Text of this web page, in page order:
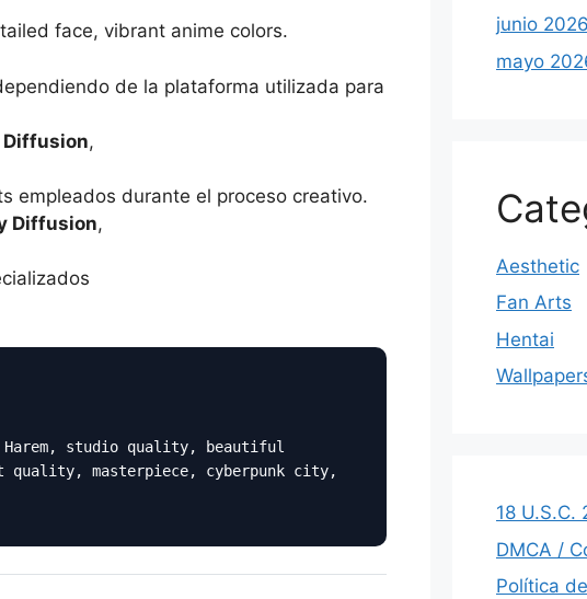
face, vibrant anime colors.
de la plataforma utilizada para
Diffusion,
empleados durante el proceso creativo.
Diffusion,
Harem, studio quality, beautiful
masterpiece, cyberpunk city,
junio 2026
mayo
Aesthetic
Fan Arts
Hentai
18 U.S.C.
DMCA /
Política